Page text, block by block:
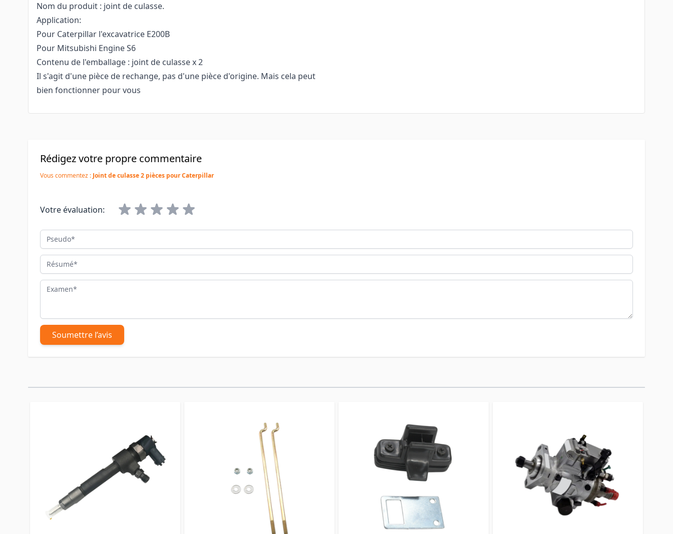
Nom du produit : joint de culasse.
Application:
Pour Caterpillar l'excavatrice E200B
Pour Mitsubishi Engine S6
Contenu de l'emballage : joint de culasse x 2
Il s'agit d'une pièce de rechange, pas d'une pièce d'origine. Mais cela peut
bien fonctionner pour vous
Rédigez votre propre commentaire
Vous commentez : Joint de culasse 2 pièces pour Caterpillar
Votre évaluation:
Pseudo
Résumé
Examen
Soumettre l’avis